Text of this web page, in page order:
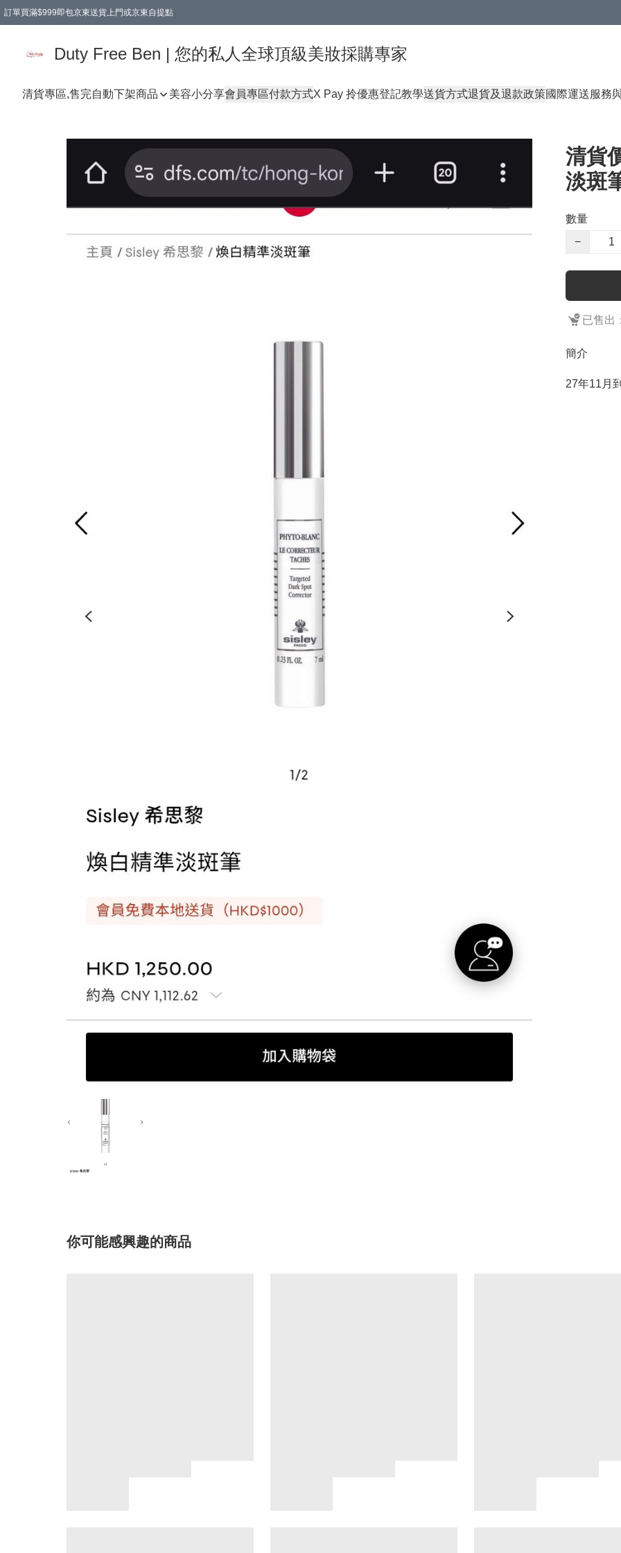
訂單買滿$999即包京東送貨上門或京東自提點
Duty Free Ben | 您的私人全球頂級美妝採購專家
清貨專區,售完自動下架商品 美容小分享會員專區付款方式X Pay 拎優惠登記教學送貨方式退貨及退款政策國際運送服務
清貨
淡斑
數量
−
已售出
簡介
27年11月
你可能感興趣的商品